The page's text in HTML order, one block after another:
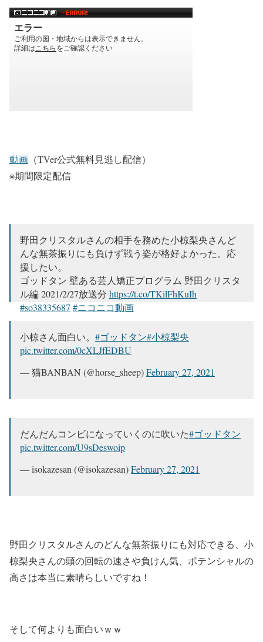
動画 （TVer公式無料見逃し配信）
※期間限定配信
野田クリスタルさんの相手を務めた小椋梨央さんど
んな無茶振りにも負けず戦う姿が格好よかった。応
援したい。
ゴッドタン 壁ある芸人矯正プログラム 野田クリスタ
ル編 2021/2/27放送分 https://t.co/TKilFhKuIh
#so38335687 #ニコニコ動画
— 源内 (@Gennai_Susanoo)
February 28, 2021
小椋さん面白い。 #ゴッドタン#小椋梨央
pic.twitter.com/0cXLJfEDBU
— 猫BANBAN (@horse_sheep)February 27, 2021
だんだんコンビになっていくのに吹いた#ゴッドタン
pic.twitter.com/U9sDeswoip
— isokazesan (@isokazesan)February 27, 2021
野田クリスタルさんのどんな無茶振りにも対応できる、 小
椋梨央さんの頭の回転の速さや負けん気、 ポテンシャルの
高さは本当に素晴らしいですね！
そして何よりも面白いｗｗ